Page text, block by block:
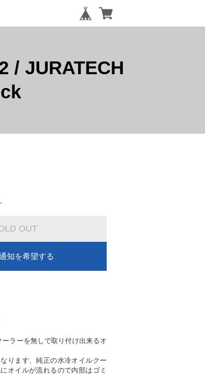
/ JURATECH
OUT
知を希望する
ラーを無しで取り付け出来るオ
ります、純正の水冷オイルクー
オイルが流れるので内部はゴミ